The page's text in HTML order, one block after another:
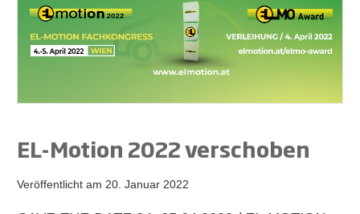
EL-Motion 2022 verschoben
Veröffentlicht am 20. Januar 2022